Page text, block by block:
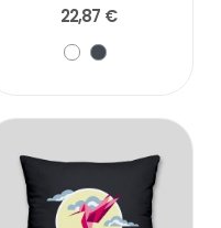
22,87 €